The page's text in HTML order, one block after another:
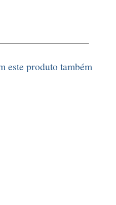
este produto também